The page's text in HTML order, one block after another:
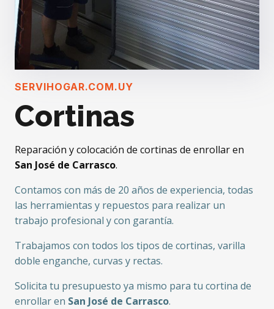
SERVIHOGAR.COM.UY
Cortinas
Reparación y colocación de cortinas de enrollar en
San José de Carrasco.
Contamos con más de 20 años de experiencia, todas
las herramientas y repuestos para realizar un
trabajo profesional y con garantía.
Trabajamos con todos los tipos de cortinas, varilla
doble enganche, curvas y rectas.
Solicita tu presupuesto ya mismo para tu cortina de
enrollar en San José de Carrasco.